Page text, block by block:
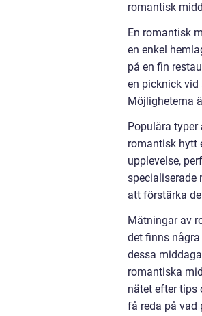
romantisk
En romantisk
en enkel
på en fin
en picknick vid
Möjligheterna
Populära
romantisk hytt
upplevelse,
specialiserade
att förstärka
Mätningar av
det finns
dessa
romantiska
nätet efter tips
få reda på vad